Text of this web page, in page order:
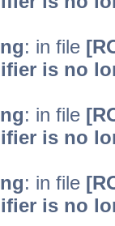
: in file
is no
: in file
is no
: in file
is no